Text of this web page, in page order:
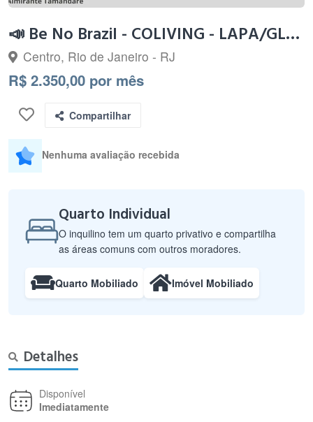
📣 Be No Brazil - COLIVING - LAPA/GLORIA
Centro, Rio de Janeiro - RJ
R$ 2.350,00 por mês
Compartilhar
Nenhuma avaliação recebida
Quarto Individual
O inquilino tem um quarto privativo e compartilha
as áreas comuns com outros moradores.
Quarto Mobiliado Imóvel Mobiliado
Detalhes
Disponível
Imediatamente